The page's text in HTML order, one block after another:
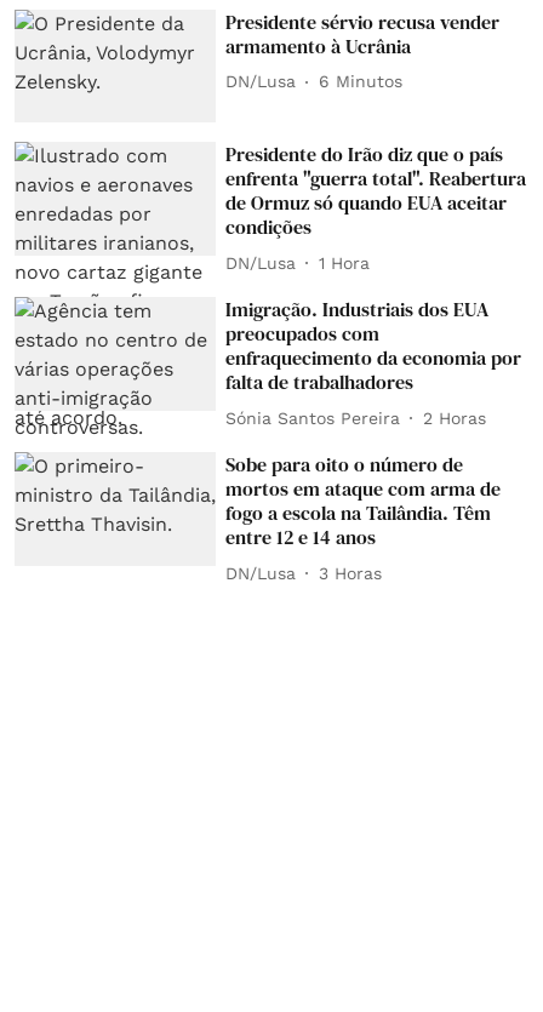
Presidente sérvio recusa vender
armamento à Ucrânia
DN/Lusa 6 Minutos
Presidente do Irão diz que o país
enfrenta "guerra total". Reabertura
de Ormuz só quando EUA aceitar
condições
DN/Lusa 1 Hora
Imigração. Industriais dos EUA
preocupados com
enfraquecimento da economia por
falta de trabalhadores
Sónia Santos Pereira 2 Horas
Sobe para oito o número de
mortos em ataque com arma de
fogo a escola na Tailândia. Têm
entre 12 e 14 anos
DN/Lusa 3 Horas